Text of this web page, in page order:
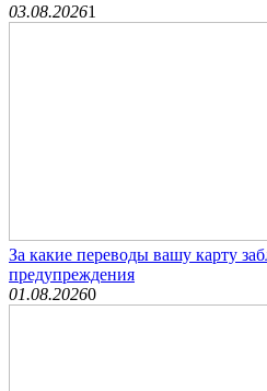
03.08.20261
За какие переводы вашу карту
предупреждения
01.08.20260